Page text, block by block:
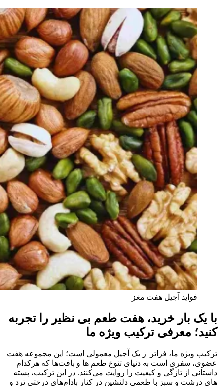
فواید آجیل هفت مغز
با یک بار خرید، هفت طعم بی‌ نظیر را تجربه
کنید؛ معرفی ترکیب ویژه ما
ترکیب ویژه ما، فراتر از یک آجیل معمولی است؛ این مجموعه هفت
عضوی، سفری است به دنیای تنوع طعم‌ ها و بافت‌ها که هرکدام
داستانی از تازگی و کیفیت را روایت می‌کنند. در این ترکیب، پسته‌
های درشت و سبز با طعمی دلنشین در کنار بادام‌های درختی ترد و